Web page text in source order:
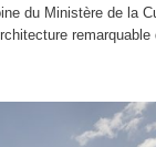
du Ministère de la